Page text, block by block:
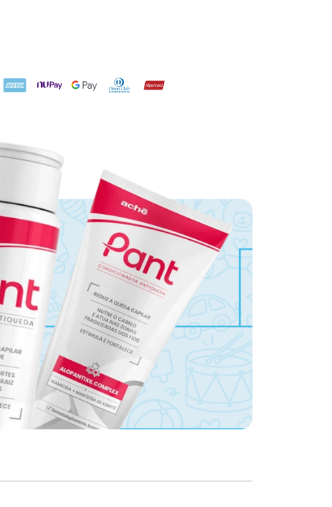
AMEX NuPay Google PayDiners ClubHipercard